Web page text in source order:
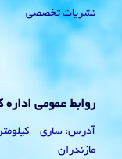
نشریات تخصصی
روابط عمومی
مازندران